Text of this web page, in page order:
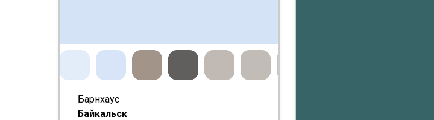
Барнхаус
Байкальск